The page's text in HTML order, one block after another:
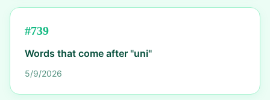
#739
Words that come after "uni"
5/9/2026